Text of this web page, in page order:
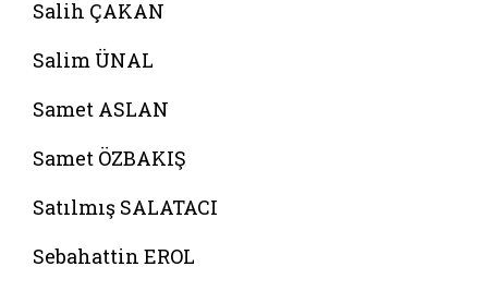
Salih ÇAKAN
Salim ÜNAL
Samet ASLAN
Samet ÖZBAKIŞ
Satılmış SALATACI
Sebahattin EROL